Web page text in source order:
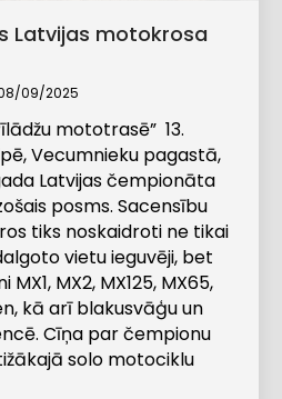
Latvijas motokrosa
09/2025
mototrasē” 13.
Vecumnieku pagastā,
Latvijas čempionāta
posms. Sacensību
tiks noskaidroti ne tikai
vietu ieguvēji, bet
MX2, MX125, MX65,
kā arī blakusvāģu un
Cīņa par čempionu
solo motociklu